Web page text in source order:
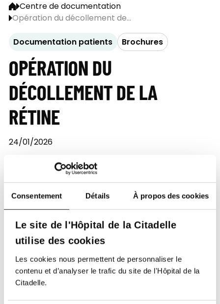
Consentement Détails À propos des cookies
Le site de l'Hôpital de la Citadelle
utilise des cookies
Les cookies nous permettent de personnaliser le
contenu et d’analyser le trafic du site de l'Hôpital de la
Citadelle.
Centre de documentation
Opération du décollement de...
Documentation patients
Brochures
OPÉRATION DU
DÉCOLLEMENT DE LA
RÉTINE
24/01/2026
Service d'Ophtalmologie
Télécharger le document